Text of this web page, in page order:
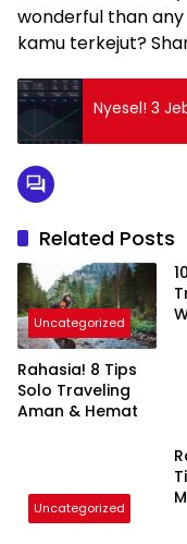
wonderful than
kamu terkejut?
Nyesel! 3
Related Posts
Uncategorized
Rahasia! 8 Tips
Solo Traveling
Aman & Hemat
Uncategorized